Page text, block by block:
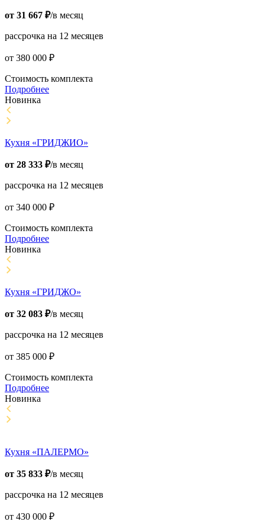
от 31 667 ₽/в месяц
рассрочка на 12 месяцев
от 380 000 ₽
Стоимость комплекта
Подробнее
Новинка
Кухня «ГРИДЖИО»
от 28 333 ₽/в месяц
рассрочка на 12 месяцев
от 340 000 ₽
Стоимость комплекта
Подробнее
Новинка
Кухня «ГРИДЖО»
от 32 083 ₽/в месяц
рассрочка на 12 месяцев
от 385 000 ₽
Стоимость комплекта
Подробнее
Новинка
Кухня «ПАЛЕРМО»
от 35 833 ₽/в месяц
рассрочка на 12 месяцев
от 430 000 ₽